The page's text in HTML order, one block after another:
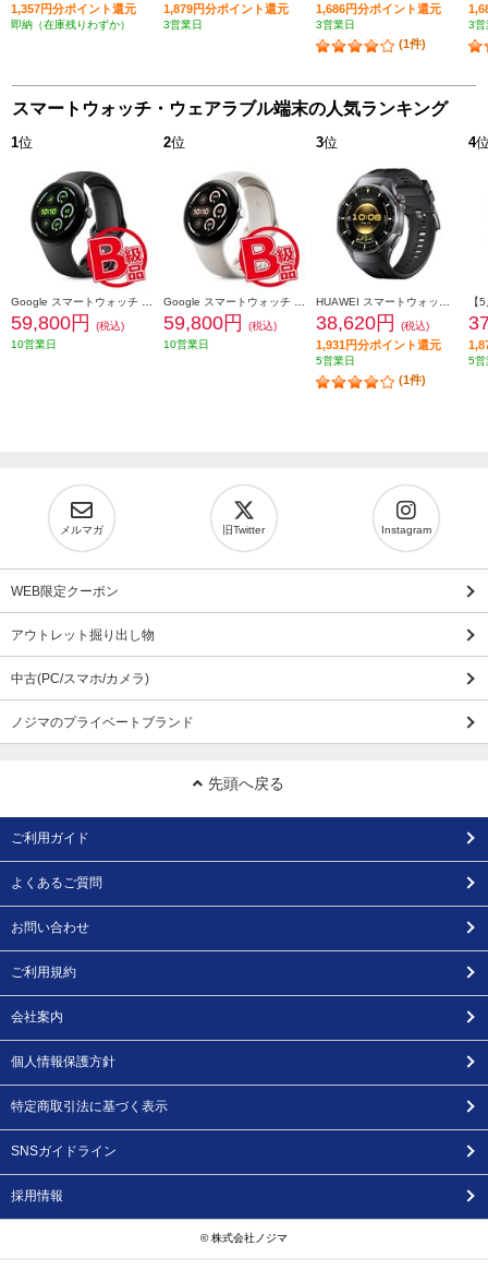
1,357円分ポイント還元
即納（在庫残りわずか）
1,879円分ポイント還元
3営業日
1,686円分ポイント還元
3営業日
(1件)
3営
スマートウォッチ・ウェアラブル端末の人気ランキング
1位
59,800円
(税込)
10営業日
2位
59,800円
(税込)
10営業日
3位
38,620円 (税込)
1,931円分ポイント還元
5営業日
(1件)
4
5営
メルマガ 旧Twitter Instagram
WEB限定クーポン
アウトレット掘り出し物
中古(PC/スマホ/カメラ)
ノジマのプライベートブランド
先頭へ戻る
ご利用ガイド
よくあるご質問
お問い合わせ
ご利用規約
会社案内
個人情報保護方針
特定商取引法に基づく表示
SNSガイドライン
採用情報
© 株式会社ノジマ